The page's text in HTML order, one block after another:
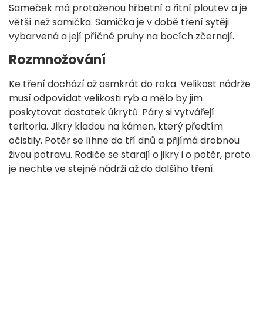
Sameček má protaženou hřbetní a řitní ploutev a je
větší než samička. Samička je v době tření sytěji
vybarvená a její příčné pruhy na bocích zčernají.
Rozmnožování
Ke tření dochází až osmkrát do roka. Velikost nádrže
musí odpovídat velikosti ryb a mělo by jim
poskytovat dostatek úkrytů. Páry si vytvářejí
teritoria. Jikry kladou na kámen, který předtím
očistily. Potěr se líhne do tří dnů a přijímá drobnou
živou potravu. Rodiče se starají o jikry i o potěr, proto
je nechte ve stejné nádrži až do dalšího tření.